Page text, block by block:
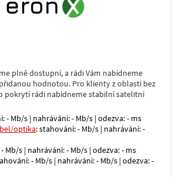
plně dostupní, a rádi Vám nabídneme
hodnotou. Pro klienty z oblastí bez
pokrytí rádi nabídneme stabilní satelitní
- Mb/s | nahrávání: - Mb/s | odezva: - ms
optika: stahování: - Mb/s | nahrávání: -
Mb/s | nahrávání: - Mb/s | odezva: - ms
- Mb/s | nahrávání: - Mb/s | odezva: -